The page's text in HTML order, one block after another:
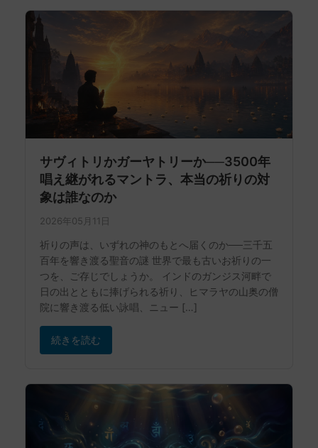
サヴィトリかガーヤトリーか──3500年
唱え継がれるマントラ、本当の祈りの対
象は誰なのか
2026年05月11日
祈りの声は、いずれの神のもとへ届くのか──三千五
百年を響き渡る聖音の謎 世界で最も古いお祈りの一
つを、ご存じでしょうか。 インドのガンジス河畔で
日の出とともに捧げられる祈り、ヒマラヤの山奥の僧
院に響き渡る低い詠唱、ニュー […]
続きを読む